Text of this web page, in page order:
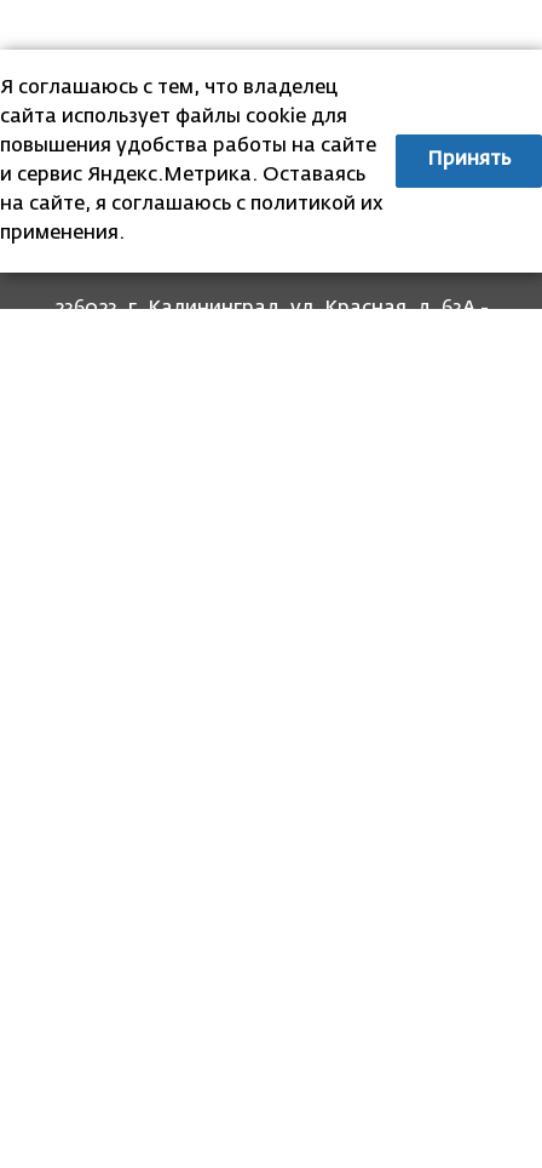
236023, г. Калининград, ул. Красная, д. 63А -
Я соглашаюсь с тем, что владелец
сайта использует файлы cookie для
повышения удобства работы на сайте
и сервис Яндекс.Метрика. Оставаясь
на сайте, я соглашаюсь с политикой их
применения.
Принять